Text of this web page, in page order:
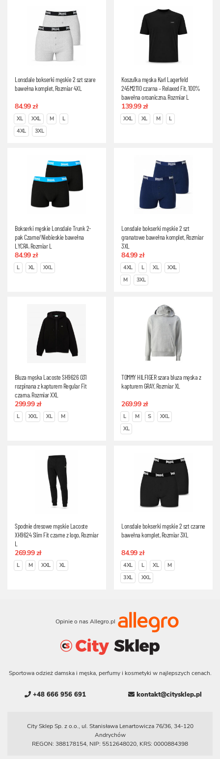
Lonsdale bokserki męskie 2 szt szare
bawełna komplet, Rozmiar 4XL
84.99 zł
XL XXL M
L
4XL
3XL
Koszulka męska Karl Lagerfeld
245M2110 czarna – Relaxed Fit, 100%
bawełna organiczna, Rozmiar L
139.99 zł
XXL XL M L
Bokserki męskie Lonsdale Trunk 2-
pak Czarne/Niebieskie bawełna
LYCRA, Rozmiar L
84.99 zł
L XL XXL
Lonsdale bokserki męskie 2 szt
granatowe bawełna komplet, Rozmiar
3XL
84.99 zł
4XL L XL
XXL
M
3XL
Bluza męska Lacoste SH9626 031
rozpinana z kapturem Regular Fit
czarna, Rozmiar XXL
299.99 zł
L XXL XL M
TOMMY HILFIGER szara bluza męska z
kapturem GRAY, Rozmiar XL
269.99 zł
L M S
XXL
XL
Spodnie dresowe męskie Lacoste
XH9624 Slim Fit czarne z logo, Rozmiar
L
269.99 zł
L M XXL XL
Lonsdale bokserki męskie 2 szt czarne
bawełna komplet, Rozmiar 3XL
84.99 zł
4XL L XL
M
3XL
XXL
Opinie o nas Allegro.pl
Sportowa odzież damska i męska, perfumy i kosmetyki w najlepszych cenach.
+48 666 956 691 kontakt@citysklep.pl
City Sklep Sp. z o.o., ul. Stanisława Lenartowicza 76/36, 34-120
Andrychów
REGON: 388178154, NIP: 5512648020, KRS: 0000884398